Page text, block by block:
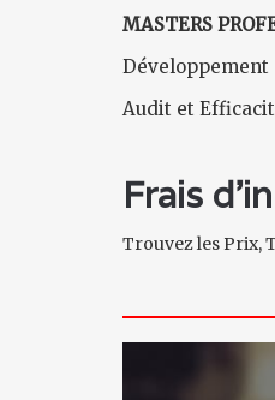
MASTERS
Développement
Audit et
Frais
Trouvez les Prix,